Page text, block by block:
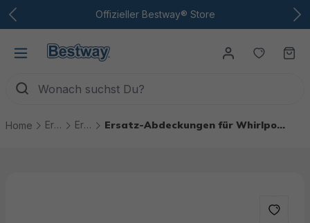
Zum Hauptinhalt Offizieller Bestway® Store
Du
Home Ersatzteile Ersatzteile Whirlpools Ersatz-Abdeckungen für Whirlpools